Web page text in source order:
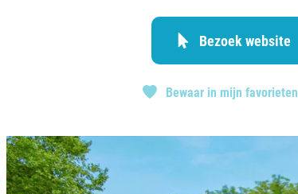
Nederland
Begië
Luxemburg
Frankrijk
Bezoek website
Bewaar in mijn favorieten